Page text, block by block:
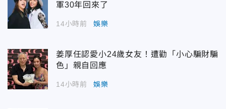
軍30年回來了
14小時前 娛樂
姜厚任認愛小24歲女友！遭勸「小心騙財騙
色」親自回應
14小時前 娛樂